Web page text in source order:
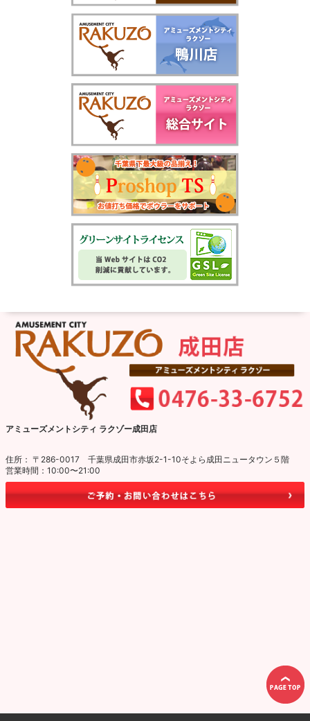
アミューズメントシティ ラクゾー成田店
住所： 〒286-0017 千葉県成田市赤坂2-1-10そよら成田ニュータウン５階
営業時間：10:00〜21:00